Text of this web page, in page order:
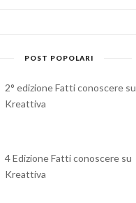
POST POPOLARI
2° edizione Fatti conoscere su
Kreattiva
4 Edizione Fatti conoscere su
Kreattiva